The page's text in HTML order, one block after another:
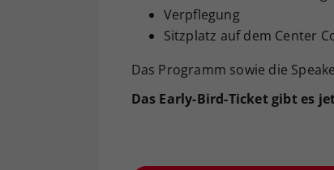
Verpflegung
Sitzplatz auf dem Center
Das Programm sowie die
Das Early-Bird-Ticket gibt es